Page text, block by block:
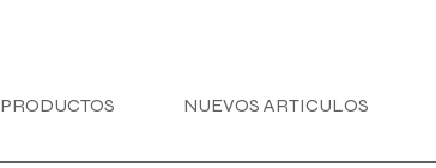
PRODUCTOS NUEVOS ARTICULOS